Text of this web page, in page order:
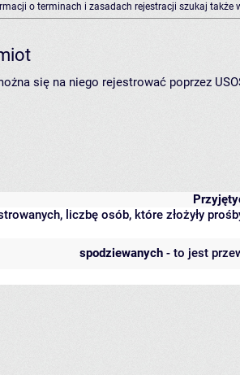
o terminach i zasadach rejestracji szukaj
się na niego rejestrować poprzez
liczbę osób, które złożyły
spodziewanych - to jest